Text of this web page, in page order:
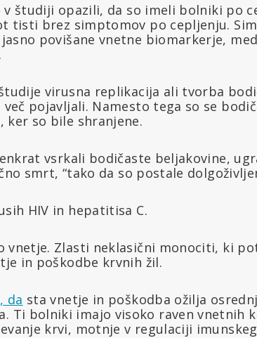
študiji opazili, da so imeli bolniki po
tisti brez simptomov po cepljenju.
povišane vnetne biomarkerje,
virusna replikacija ali tvorba
pojavljali. Namesto tega so se
ker so bile shranjene.
vsrkali bodičaste beljakovine,
smrt, “tako da so postale
HIV in hepatitisa C.
vnetje. Zlasti neklasični monociti, ki
in poškodbe krvnih žil.
da sta vnetje in poškodba ožilja
Ti bolniki imajo visoko raven vnetnih
krvi, motnje v regulaciji